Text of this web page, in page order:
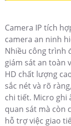
Camera IP tích
camera an ninh
Nhiều công trình
giám sát an toàn
HD chất lượng
sắc nét và rõ
chi tiết. Micro ghi
quan sát mà còn
hỗ trợ việc giao